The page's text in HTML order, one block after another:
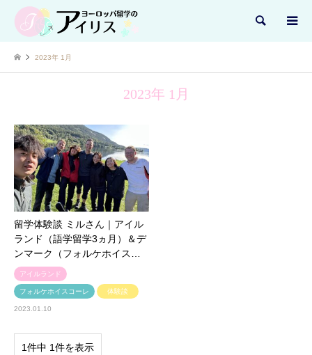
検索
2023年 1月
2023年 1月
留学体験談 ミルさん｜アイル
ランド（語学留学3ヵ月）＆デ
ンマーク（フォルケホイス…
アイルランド
フォルケホイスコーレ 体験談
2023.01.10
1件中 1件を表示